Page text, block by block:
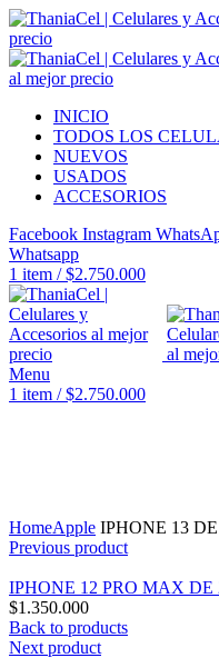
INICIO
TODOS LOS
NUEVOS
USADOS
ACCESORIOS
Facebook Instagram
Whatsapp
1 item / $2.750.000
Menu
1 item / $2.750.000
HomeApple IPHONE 13
Previous product
IPHONE 12 PRO MAX DE
$1.350.000
Back to products
Next product